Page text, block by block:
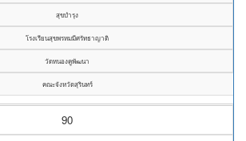
สุขบำรุง
โรงเรียนสุขพรหมมีศรัทธาญาติ
วัดหนองคูพัฒนา
คณะจังหวัดสุรินทร์
90